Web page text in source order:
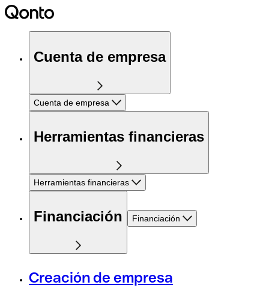
Cuenta de empresa
Cuenta de empresa
Herramientas financieras
Herramientas financieras
Financiación Financiación
Creación de empresa